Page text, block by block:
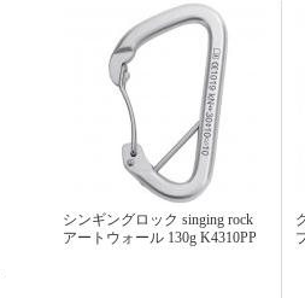
シンギングロック singing rock
アートウォール 130g K4310PP